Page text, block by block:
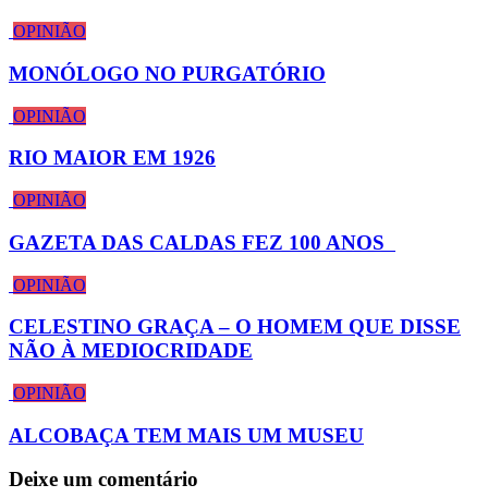
OPINIÃO
MONÓLOGO NO PURGATÓRIO
OPINIÃO
RIO MAIOR EM 1926
OPINIÃO
GAZETA DAS CALDAS FEZ 100 ANOS
OPINIÃO
CELESTINO GRAÇA – O HOMEM QUE DISSE
NÃO À MEDIOCRIDADE
OPINIÃO
ALCOBAÇA TEM MAIS UM MUSEU
Deixe um comentário